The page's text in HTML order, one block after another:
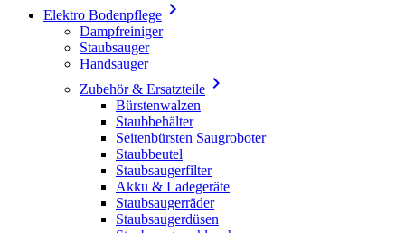
Elektro Bodenpflege 
Dampfreiniger
Staubsauger
Handsauger
Zubehör & Ersatzteile 
Bürstenwalzen
Staubbehälter
Seitenbürsten Saugroboter
Staubbeutel
Staubsaugerfilter
Akku & Ladegeräte
Staubsaugerräder
Staubsaugerdüsen